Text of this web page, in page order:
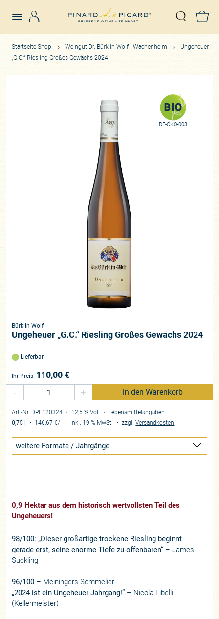
Suche
Startseite Shop Weingut Dr. Bürklin-Wolf - Wachenheim
Ungeheuer
„G.C.“ Riesling Großes Gewächs 2024
DE-ÖKO-003
Bürklin-Wolf
Ungeheuer „G.C.“ Riesling Großes Gewächs 2024
Lieferbar
Ihr Preis 110,00€
-
+ in den Warenkorb
Art.-Nr. DPF120324 ・ 12,5 % Vol. ・ Lebensmittelangaben
0,75 l
・ 146,67 €/l ・ inkl. 19 % MwSt. ・zzgl.Versandkosten
weitere Formate / Jahrgänge
0,9 Hektar aus dem historisch wertvollsten Teil des
Ungeheuers!
98/100: „Dieser großartige trockene Riesling beginnt
gerade erst, seine enorme Tiefe zu offenbaren“ – James
Suckling
96/100 – Meiningers Sommelier
„2024 ist ein Ungeheuer-Jahrgang!“ – Nicola Libelli
(Kellermeister)